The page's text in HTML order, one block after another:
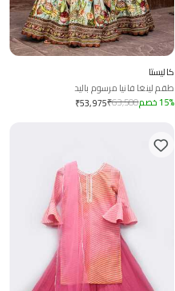
كاليستا
طقم لينغا فانيا مرسوم باليد
₹53,975₹63,500 15% خصم